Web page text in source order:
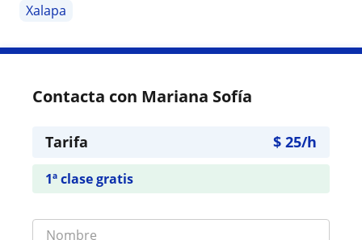
Xalapa
Contacta con Mariana Sofía
Tarifa $ 25/h
1ª clase gratis